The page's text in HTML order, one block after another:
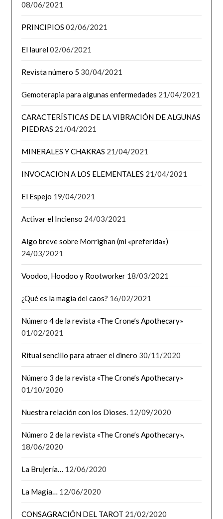
08/06/2021
PRINCIPIOS 02/06/2021
El laurel02/06/2021
Revista número 5 30/04/2021
Gemoterapia para algunas enfermedades 21/04/2021
CARACTERÍSTICAS DE LA VIBRACIÓN DE ALGUNAS
PIEDRAS 21/04/2021
MINERALES Y CHAKRAS 21/04/2021
INVOCACION A LOS ELEMENTALES 21/04/2021
El Espejo 19/04/2021
Activar el Incienso 24/03/2021
Algo breve sobre Morrighan (mi «preferida»)
24/03/2021
Voodoo, Hoodoo y Rootworker 18/03/2021
¿Qué es la magia del caos? 16/02/2021
Número 4 de la revista «The Crone’s Apothecary»
01/02/2021
Ritual sencillo para atraer el dinero 30/11/2020
Número 3 de la revista «The Crone’s Apothecary»
01/10/2020
Nuestra relación con los Dioses. 12/09/2020
Número 2 de la revista «The Crone’s Apothecary».
18/06/2020
La Brujería… 12/06/2020
La Magia… 12/06/2020
CONSAGRACIÓN DEL TAROT 21/02/2020